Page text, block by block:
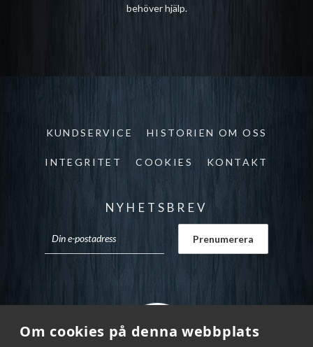
Om cookies på denna webbplats
behöver hjälp.
KUNDSERVICE HISTORIEN OM OSS
INTEGRITET COOKIES KONTAKT
NYHETSBREV